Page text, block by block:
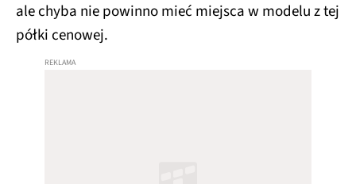
ale chyba nie powinno mieć miejsca w modelu z tej
półki cenowej.